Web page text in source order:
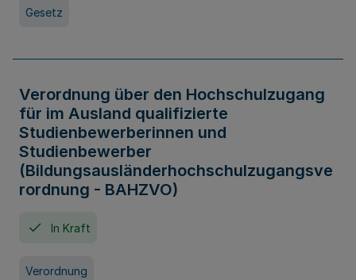
Gesetz
Verordnung über den Hochschulzugang
für im Ausland qualifizierte
Studienbewerberinnen und
Studienbewerber
(Bildungsausländerhochschulzugangsve
rordnung - BAHZVO)
In Kraft
Verordnung